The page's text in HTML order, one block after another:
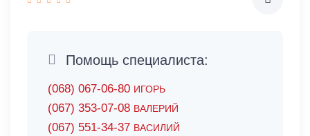
Помощь специалиста:
(068) 067-06-80 ИГОРЬ
(067) 353-07-08 ВАЛЕРИЙ
(067) 551-34-37 ВАСИЛИЙ